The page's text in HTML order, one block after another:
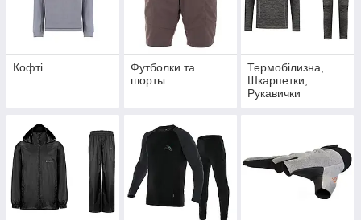
Кофті
Футболки та
шорты
Термобілизна,
Шкарпетки,
Рукавички